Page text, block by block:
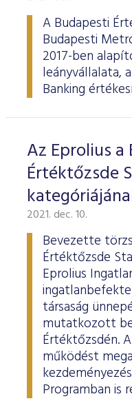
ESG Útmutató
A Budapesti
Budapesti
2017-ben
leányvállalata,
Banking
Az Eprolius
Értéktőzsde
2021. dec. 10.
Bevezette
Értéktőzsde
Eprolius
társaság
mutatkozott
Értéktőzsdén.
működést
Programban is